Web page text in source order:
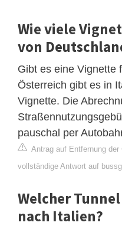
Wie viele
von
Gibt es eine Vignette
Österreich gibt es in
Vignette. Die
pauschal per
Antrag auf Entfernung der
vollständige Antwort auf
Welcher
nach Italien?